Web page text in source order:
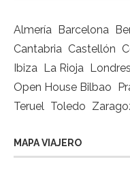
Almería Barcelona
Cantabria Castellón
Ibiza La Rioja Londres
Open House Bilbao
Teruel Toledo
MAPA VIAJERO